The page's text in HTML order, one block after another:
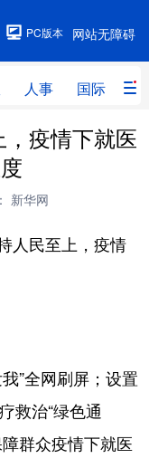
网站无障碍
PC版本
人事 国际 财
人事
线
体育
数字经济
溯源中国
疫情下就医
新华网
民至上，疫情
”全网刷屏；设置
救治“绿色通
群众疫情下就医